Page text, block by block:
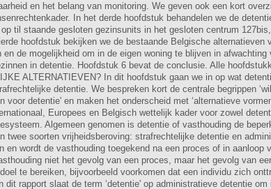
en het belang van monitoring. We geven ook een kort
In het derde hoofdstuk behandelen we de
til staande gesloten gezinsunits in het gesloten centrum
hoofdstuk bekijken we de bestaande Belgische alternatieven
de mogelijkheid om in de eigen woning te blijven in
in detentie. Hoofdstuk 6 bevat de conclusie. Alle
ALTERNATIEVEN? In dit hoofdstuk gaan we in op wat
detentie. We bespreken kort de centrale begrippen
voor detentie' en maken het onderscheid met ‘alternatieve
Europees en Belgisch wettelijk kader voor zowel
Algemeen genomen is detentie of vasthouding de
twee soorten vrijheidsberoving: strafrechtelijke detentie en
wordt de vasthouding toegekend na een proces of in aanloop
niet het gevolg van een proces, maar het gevolg van
te bereiken, bijvoorbeeld voorkomen dat een individu zich
rapport slaat de term ‘detentie' op administratieve detentie